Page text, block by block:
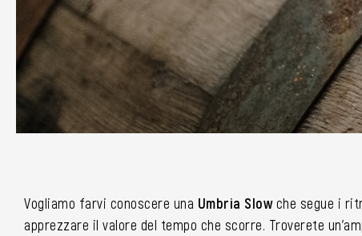
Vogliamo farvi conoscere una Umbria Slowche segue i
apprezzare il valore del tempo che scorre. Troverete